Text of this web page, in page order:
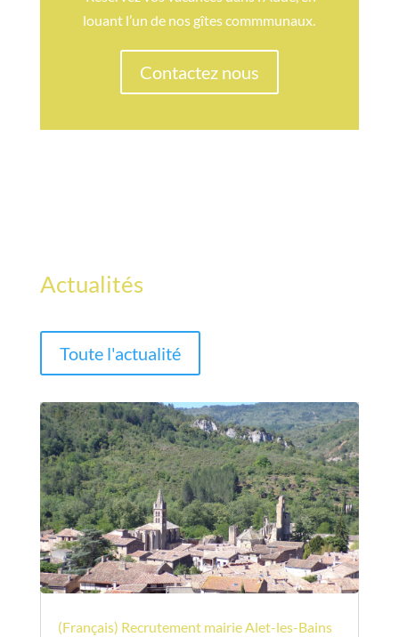
louant l’un de nos gîtes commmunaux.
Contactez nous
Actualités
Toute l'actualité
(Français) Recrutement mairie Alet-les-Bains